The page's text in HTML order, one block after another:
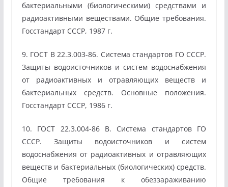
бактериальными (биологическими) средствами и
радиоактивными веществами. Общие требования.
Госстандарт СССР, 1987 г.
9. ГОСТ В 22.3.003-86. Система стандартов ГО СССР.
Защиты водоисточников и систем водоснабжения
от радиоактивных и отравляющих веществ и
бактериальных средств. Основные положения.
Госстандарт СССР, 1986 г.
10. ГОСТ 22.3.004-86 В. Система стандартов ГО
СССР. Защиты водоисточников и систем
водоснабжения от радиоактивных и отравляющих
веществ и бактериальных (биологических) средств.
Общие требования к обеззараживанию